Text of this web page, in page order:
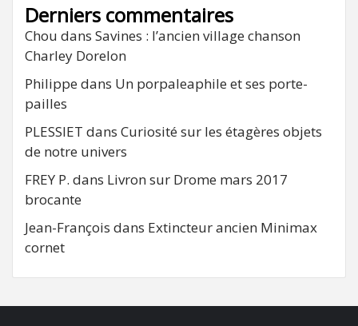
Derniers commentaires
Chou dans Savines : l’ancien village chanson
Charley Dorelon
Philippe dans Un porpaleaphile et ses porte-
pailles
PLESSIET dans Curiosité sur les étagères objets
de notre univers
FREY P. dans Livron sur Drome mars 2017
brocante
Jean-François dans Extincteur ancien Minimax
cornet